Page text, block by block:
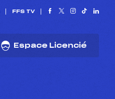
FFS TV
Espace Licencié